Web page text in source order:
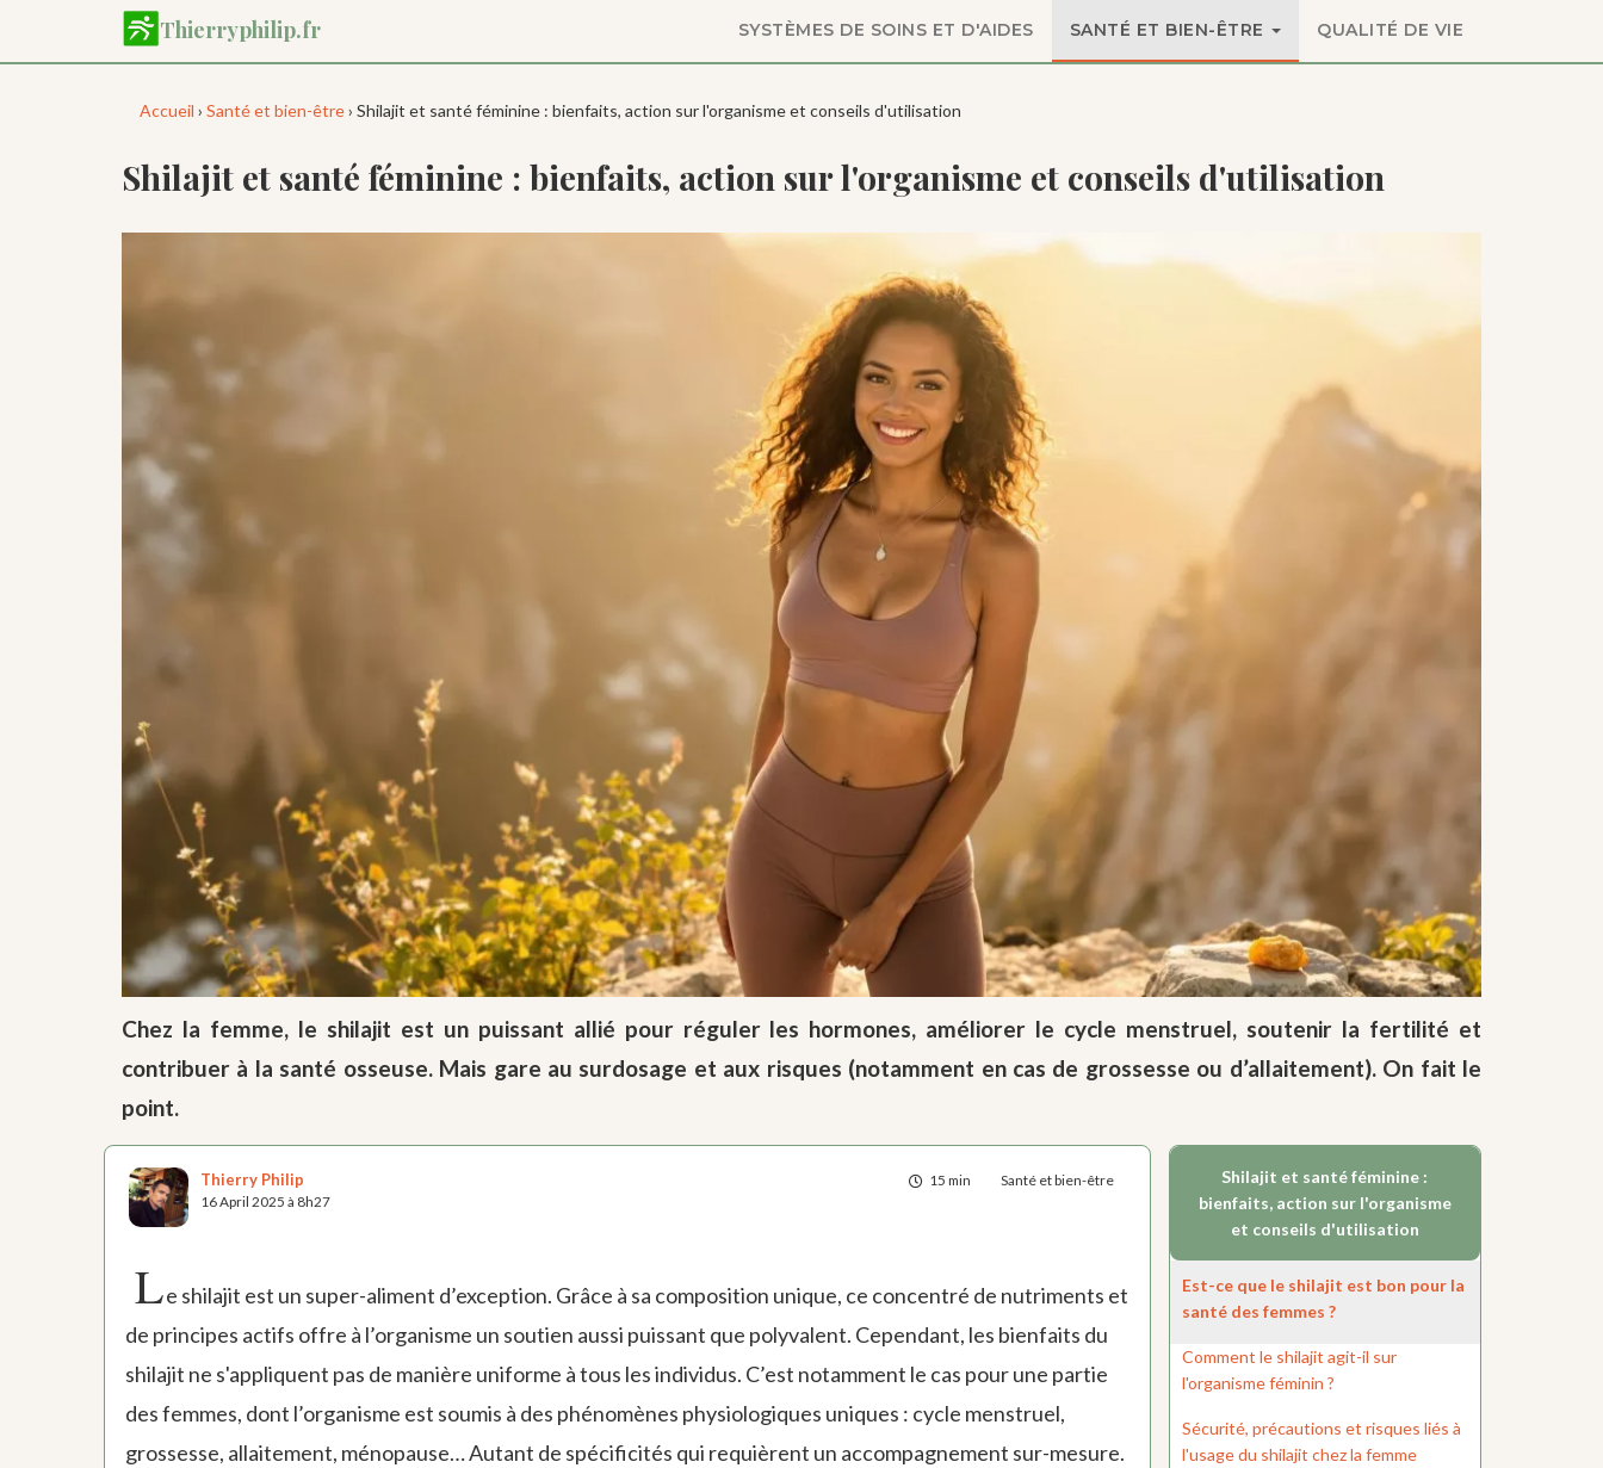
contenu
Thierryphilip.fr SYSTÈMES DE SOINS ET D'AIDES SANTÉ ET BIEN-ÊTRE QUALITÉ DE VIE
Accueil › Santé et bien-être› Shilajit et santé féminine : bienfaits, action sur l'organisme et conseils d'utilisation
Shilajit et santé féminine : bienfaits, action sur l'organisme et conseils d'utilisation
Chez la femme, le shilajit est un puissant allié pour réguler les hormones, améliorer le cycle menstruel, soutenir la fertilité et
contribuer à la santé osseuse. Mais gare au surdosage et aux risques (notamment en cas de grossesse ou d’allaitement). On fait le
point.
15 min Santé et bien-être
Thierry Philip
16 April 2025 à 8h27
Le shilajit est un super-aliment d’exception. Grâce à sa composition unique, ce concentré de nutriments et
de principes actifs offre à l’organisme un soutien aussi puissant que polyvalent. Cependant, les bienfaits du
shilajit ne s'appliquent pas de manière uniforme à tous les individus. C’est notamment le cas pour une partie
des femmes, dont l’organisme est soumis à des phénomènes physiologiques uniques : cycle menstruel,
grossesse, allaitement, ménopause… Autant de spécificités qui requièrent un accompagnement sur-mesure.
Shilajit et santé féminine :
bienfaits, action sur l'organisme
et conseils d'utilisation
Est-ce que le shilajit est bon pour la
santé des femmes ?
Comment le shilajit agit-il sur
l'organisme féminin ?
Sécurité, précautions et risques liés à
l'usage du shilajit chez la femme